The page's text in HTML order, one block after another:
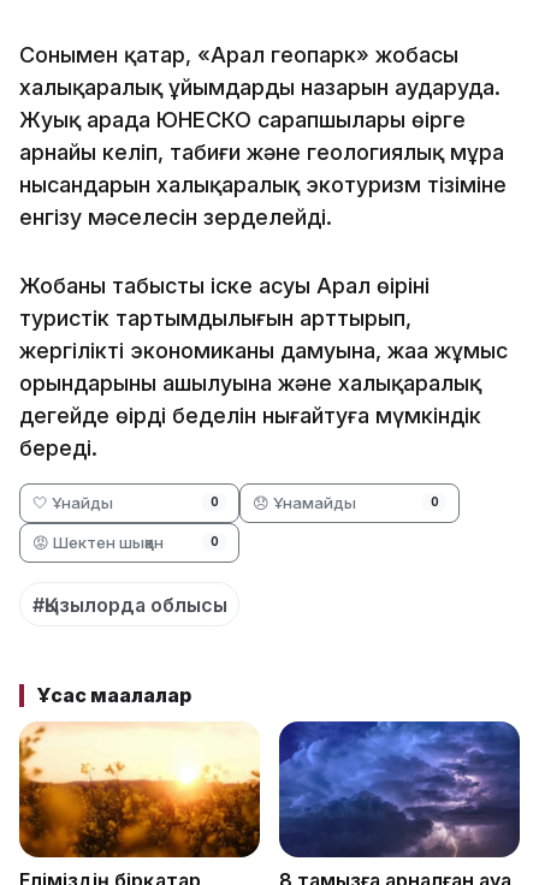
Сонымен қатар, «Арал геопарк» жобасы
халықаралық ұйымдардың назарын аударуда.
Жуық арада ЮНЕСКО сарапшылары өңірге
арнайы келіп, табиғи және геологиялық мұра
нысандарын халықаралық экотуризм тізіміне
енгізу мәселесін зерделейді.
Жобаның табысты іске асуы Арал өңірінің
туристік тартымдылығын арттырып,
жергілікті экономиканың дамуына, жаңа жұмыс
орындарының ашылуына және халықаралық
деңгейде өңірдің беделін нығайтуға мүмкіндік
береді.
🤍 Ұнайды 0 😞 Ұнамайды 0
😡 Шектен шыққан 0
#Қызылорда облысы
Ұқсас мақалалар